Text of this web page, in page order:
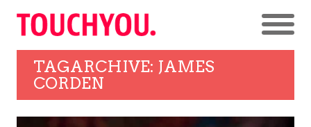
TAGARCHIVE: JAMES
CORDEN